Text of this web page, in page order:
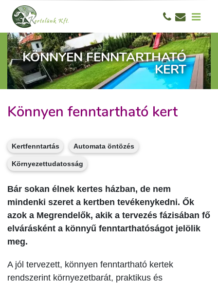
KÖNNYEN FENNTARTHATÓ
KERT
Könnyen fenntartható kert
Kertfenntartás Automata öntözés
Környezettudatosság
Bár sokan élnek kertes házban, de nem
mindenki szeret a kertben tevékenykedni. Ők
azok a Megrendelők, akik a tervezés fázisában fő
elvárásként a könnyű fenntarthatóságot jelölik
meg.
A jól tervezett, könnyen fenntartható kertek
rendszerint környezetbarát, praktikus és